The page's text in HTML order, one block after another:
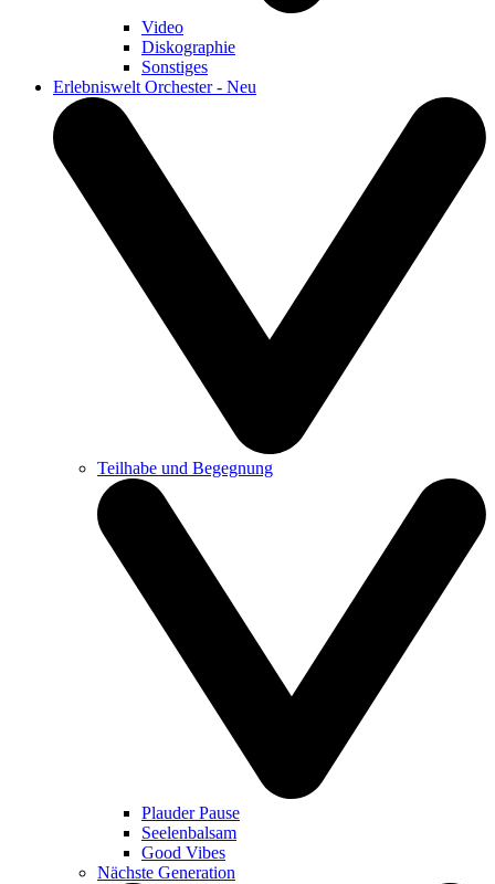
Video
Diskographie
Sonstiges
Erlebniswelt Orchester - Neu
Teilhabe und Begegnung
Plauder Pause
Seelenbalsam
Good Vibes
Nächste Generation